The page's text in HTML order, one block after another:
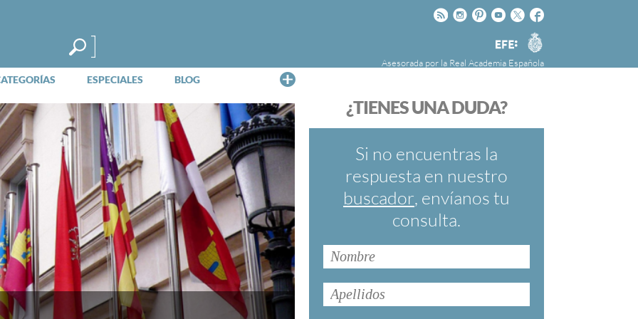
Facebook
Twitter
Youtube
Pinteres
Instagram
Rss
Agencia
EFE
Asesorada por la Real Academia Española
ESPECIALES BLOG
FundéuRAE es una fundación patrocinada por
cuyo objetivo es colaborar con el buen uso del
español en los medios de comunicación y en
Internet.
¿TIENES UNA DUDA?
Si no encuentras la
respuesta en nuestro
buscador, envíanos tu
consulta.